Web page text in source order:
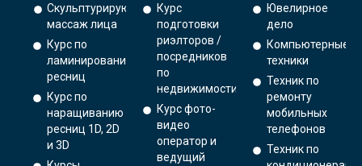
Скульптурирующий
массаж лица
Курс по
ламинированию
ресниц
Курс по
наращиванию
ресниц 1D, 2D
и 3D
Курс
подготовки
риэлторов /
посредников
по
недвижимости
Курс фото-
видео
оператор и
ведущий
Ювелирное
дело
Компьютерные
техники
Техник по
ремонту
мобильных
телефонов
Техник по